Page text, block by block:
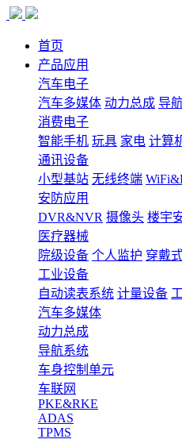
首页
产品应用
汽车电子
汽车多媒体 动力总成 导
消费电子
智能手机 玩具 家电 计算
通讯设备
小型基站 无线终端
安防应用
DVR&NVR 摄像头 楼宇
医疗器械
院级设备 个人监护 穿戴
工业设备
自动读表系统 计量设备
汽车多媒体
动力总成
导航系统
车身控制单元
车联网
PKE&RKE
ADAS
TPMS